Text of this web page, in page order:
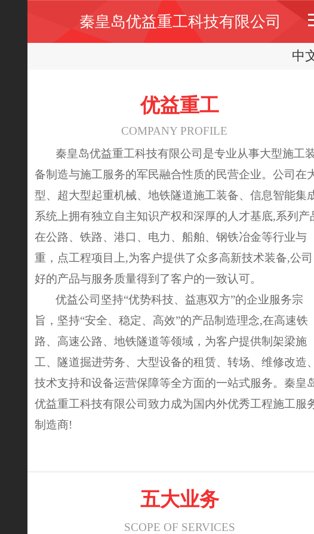
秦皇岛优益重工科技有限公司
中
中
优益重工
COMPANY PROFILE
秦皇岛优益重工科技有限公司是专业从事大型施工
备制造与施工服务的军民融合性质的民营企业。公司在
型、超大型起重机械、地铁隧道施工装备、信息智能集
系统上拥有独立自主知识产权和深厚的人才基底,系列产
在公路、铁路、港口、电力、船舶、钢铁冶金等行业与
重，点工程项目上,为客户提供了众多高新技术装备,公司
好的产品与服务质量得到了客户的一致认可。
优益公司坚持“优势科技、益惠双方”的企业服务宗
旨，坚持“安全、稳定、高效”的产品制造理念,在高速铁
路、高速公路、地铁隧道等领域，为客户提供制架梁施
工、隧道掘进劳务、大型设备的租赁、转场、维修改造、
技术支持和设备运营保障等全方面的一站式服务。秦皇
优益重工科技有限公司致力成为国内外优秀工程施工服
制造商!
五大业务
SCOPE OF SERVICES